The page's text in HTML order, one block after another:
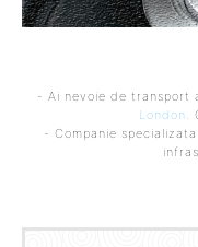
- Ai nevoie de transport
London
- Companie